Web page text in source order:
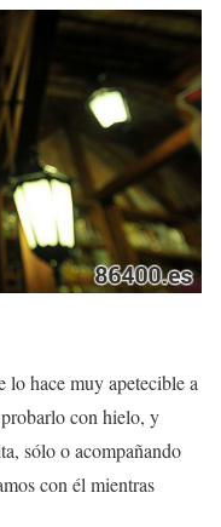
lo hace muy apetecible a
con hielo, y
sólo o acompañando
con él mientras